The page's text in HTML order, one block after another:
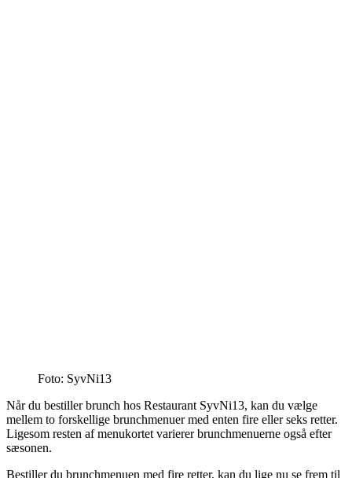
Foto: SyvNi13
Når du bestiller brunch hos Restaurant SyvNi13, kan du vælge
mellem to forskellige brunchmenuer med enten fire eller seks retter.
Ligesom resten af menukortet varierer brunchmenuerne også efter
sæsonen.
Bestiller du brunchmenuen med fire retter, kan du lige nu se frem til